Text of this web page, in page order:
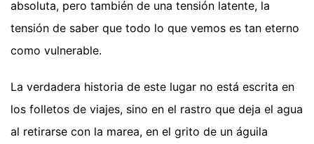
absoluta, pero también de una tensión latente, la
tensión de saber que todo lo que vemos es tan eterno
como vulnerable.
La verdadera historia de este lugar no está escrita en
los folletos de viajes, sino en el rastro que deja el agua
al retirarse con la marea, en el grito de un águila